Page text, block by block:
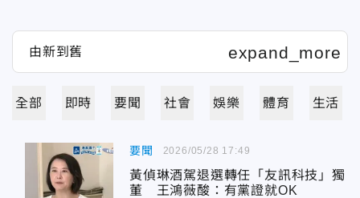
全部 即時 要聞 社會 娛樂 體育 生活
要聞
黃偵琳酒駕退選轉任「友訊科技」獨
董 王鴻薇酸：有黨證就OK
2026/05/28 17:49